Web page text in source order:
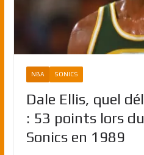
NBA SONICS
Dale Ellis, quel
: 53 points lors
Sonics en 1989